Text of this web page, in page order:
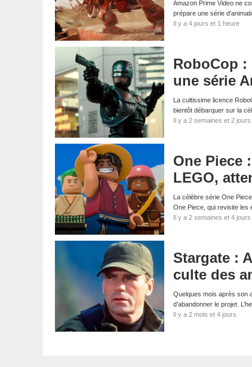
Amazon Prime Video ne
prépare une série
Il y a 4 jours et 1 heure
RoboCop :
une série
La cultissime licence
bientôt débarquer sur la
Il y a 2 semaines et 2 jours
One Piece
LEGO,
La célèbre série One
One Piece, qui revisite les
Il y a 2 semaines et 4 jours
Stargate :
culte des
Quelques mois après son
d’abandonner le projet.
Il y a 2 mois et 4 jours